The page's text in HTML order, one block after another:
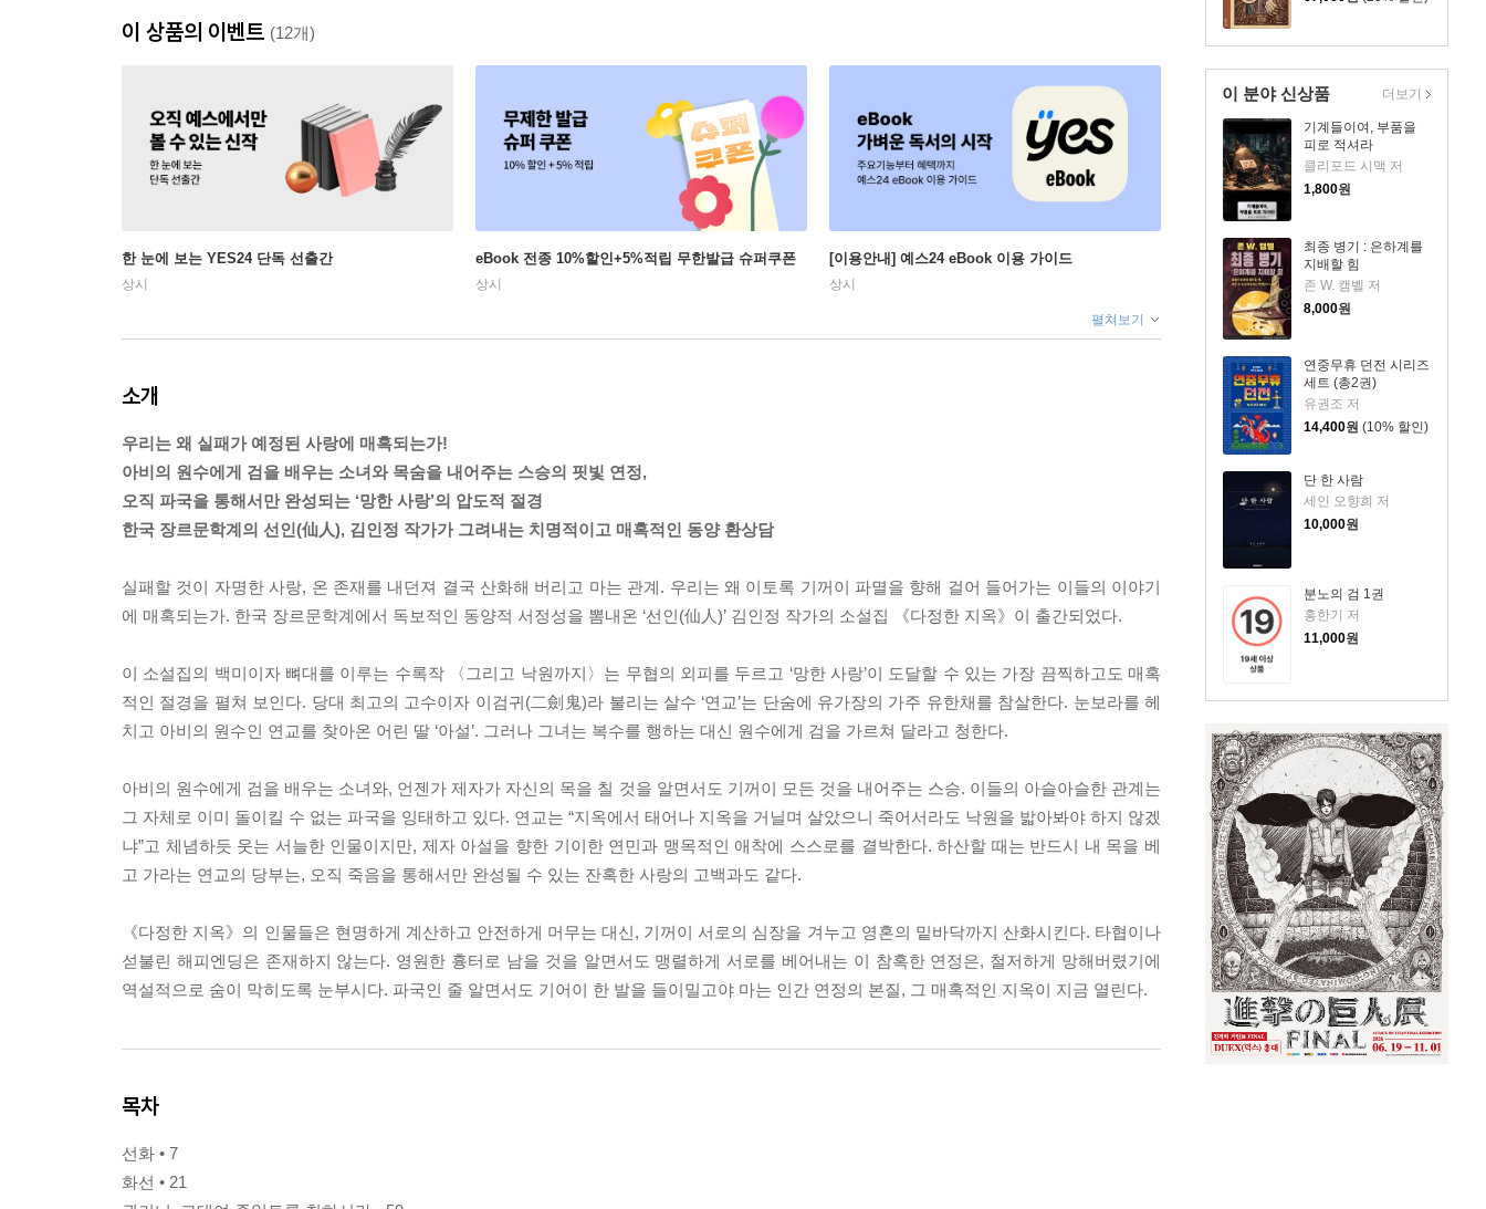
이 분야 신상품
기계들이여, 부품을
피로 적셔라
클리포드 시맥 저
1,800원
최종 병기 : 은하계를
지배할 힘
존 W. 캠벨 저
8,000원
연중무휴 던전 시리즈
세트 (총2권)
유권조 저
14,400원 (10% 할인)
단 한 사람
세인 오향희 저
10,000원
분노의 검 1권
홍한기 저
11,000원
더보기
이 상품의 이벤트 (12개)
한 눈에 보는 YES24 단독 선출간
상시
eBook 전종 10%할인+5%적립 무한발급 슈퍼쿠폰
상시
[이용안내] 예스24 eBook 이용 가이드
상시
펼쳐보기
소개
우리는 왜 실패가 예정된 사랑에 매혹되는가!
아비의 원수에게 검을 배우는 소녀와 목숨을 내어주는 스승의 핏빛 연정,
오직 파국을 통해서만 완성되는 ‘망한 사랑’의 압도적 절경
한국 장르문학계의 선인(仙人), 김인정 작가가 그려내는 치명적이고 매혹적인 동양 환상담
실패할 것이 자명한 사랑, 온 존재를 내던져 결국 산화해 버리고 마는 관계. 우리는 왜 이토록 기꺼이 파멸을 향해 걸어 들어가는 이들의 이야기
에 매혹되는가. 한국 장르문학계에서 독보적인 동양적 서정성을 뽐내온 ‘선인(仙人)’ 김인정 작가의 소설집 《다정한 지옥》이 출간되었다.
이 소설집의 백미이자 뼈대를 이루는 수록작 〈그리고 낙원까지〉는 무협의 외피를 두르고 ‘망한 사랑’이 도달할 수 있는 가장 끔찍하고도 매혹
적인 절경을 펼쳐 보인다. 당대 최고의 고수이자 이검귀(二劍鬼)라 불리는 살수 ‘연교’는 단숨에 유가장의 가주 유한채를 참살한다. 눈보라를 헤
치고 아비의 원수인 연교를 찾아온 어린 딸 ‘아설’. 그러나 그녀는 복수를 행하는 대신 원수에게 검을 가르쳐 달라고 청한다.
아비의 원수에게 검을 배우는 소녀와, 언젠가 제자가 자신의 목을 칠 것을 알면서도 기꺼이 모든 것을 내어주는 스승. 이들의 아슬아슬한 관계는
그 자체로 이미 돌이킬 수 없는 파국을 잉태하고 있다. 연교는 “지옥에서 태어나 지옥을 거닐며 살았으니 죽어서라도 낙원을 밟아봐야 하지 않겠
냐”고 체념하듯 웃는 서늘한 인물이지만, 제자 아설을 향한 기이한 연민과 맹목적인 애착에 스스로를 결박한다. 하산할 때는 반드시 내 목을 베
고 가라는 연교의 당부는, 오직 죽음을 통해서만 완성될 수 있는 잔혹한 사랑의 고백과도 같다.
《다정한 지옥》의 인물들은 현명하게 계산하고 안전하게 머무는 대신, 기꺼이 서로의 심장을 겨누고 영혼의 밑바닥까지 산화시킨다. 타협이나
섣불린 해피엔딩은 존재하지 않는다. 영원한 흉터로 남을 것을 알면서도 맹렬하게 서로를 베어내는 이 참혹한 연정은, 철저하게 망해버렸기에
역설적으로 숨이 막히도록 눈부시다. 파국인 줄 알면서도 기어이 한 발을 들이밀고야 마는 인간 연정의 본질, 그 매혹적인 지옥이 지금 열린다.
목차
선화 • 7
화선 • 21